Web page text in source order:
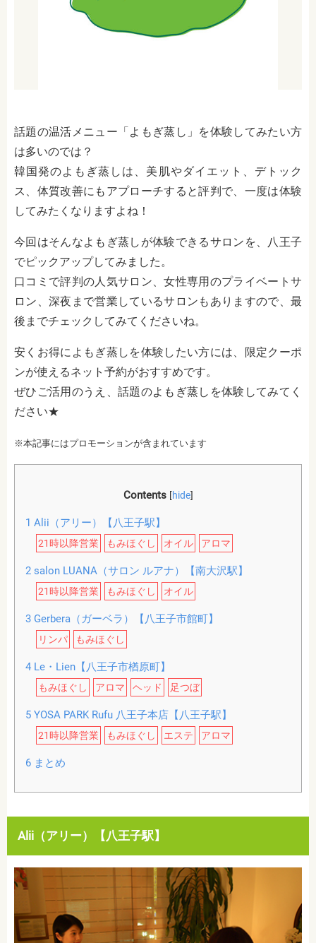
話題の温活メニュー「よもぎ蒸し」を体験してみたい方
は多いのでは？
韓国発のよもぎ蒸しは、美肌やダイエット、デトック
ス、体質改善にもアプローチすると評判で、一度は体験
してみたくなりますよね！
今回はそんなよもぎ蒸しが体験できるサロンを、八王子
でピックアップしてみました。
口コミで評判の人気サロン、女性専用のプライベートサ
ロン、深夜まで営業しているサロンもありますので、最
後までチェックしてみてくださいね。
安くお得によもぎ蒸しを体験したい方には、限定クーポ
ンが使えるネット予約がおすすめです。
ぜひご活用のうえ、話題のよもぎ蒸しを体験してみてく
ださい★
※本記事にはプロモーションが含まれています
Contents [hide]
1 Alii（アリー）【八王子駅】
21時以降営業 もみほぐし オイル アロマ
2salon LUANA（サロン ルアナ）【南大沢駅】
21時以降営業 もみほぐし オイル
3Gerbera（ガーベラ）【八王子市館町】
リンパ もみほぐし
4Le・Lien【八王子市楢原町】
もみほぐし アロマ ヘッド 足つぼ
5YOSA PARK Rufu 八王子本店【八王子駅】
21時以降営業 もみほぐし エステ アロマ
6まとめ
Alii（アリー）【八王子駅】